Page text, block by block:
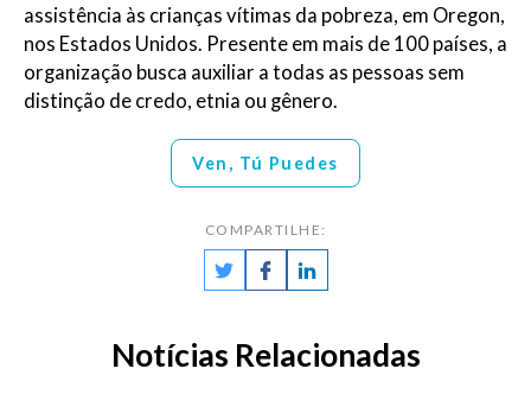
assistência às crianças vítimas da pobreza, em Oregon,
nos Estados Unidos. Presente em mais de 100 países, a
organização busca auxiliar a todas as pessoas sem
distinção de credo, etnia ou gênero.
Ven, Tú Puedes
COMPARTILHE:
Notícias Relacionadas